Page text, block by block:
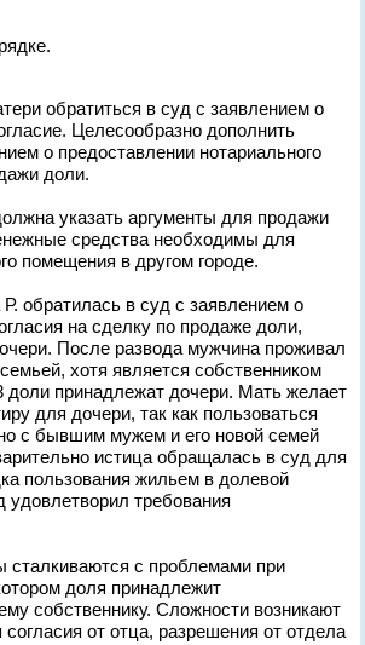
обратиться в суд с заявлением о
Целесообразно дополнить
о предоставлении нотариального
доли.
указать аргументы для продажи
средства необходимы для
помещения в другом городе.
обратилась в суд с заявлением о
на сделку по продаже доли,
После развода мужчина проживал
хотя является собственником
доли принадлежат дочери. Мать желает
для дочери, так как пользоваться
с бывшим мужем и его новой семей
истица обращалась в суд для
пользования жильем в долевой
удовлетворил требования
сталкиваются с проблемами при
доля принадлежит
собственнику. Сложности возникают
согласия от отца, разрешения от отдела